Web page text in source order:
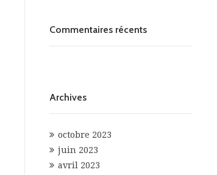
Commentaires récents
Archives
octobre 2023
juin 2023
avril 2023